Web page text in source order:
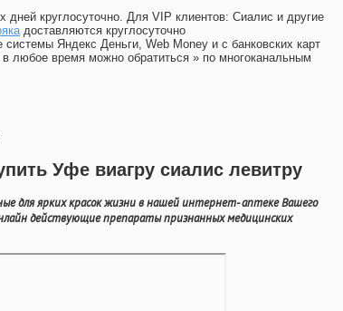
дней круглосуточно. Для VIP клиентов: Сиалис и другие
доставляются круглосуточно
Яндекс Деньги, Web Money и с банковских карт
в любое время можно обратиться » по многоканальным
Уфе виагру сиалис левитру
для ярких красок жизни в нашей интернет- аптеке Вашего
действующие препараты признанных медицинских